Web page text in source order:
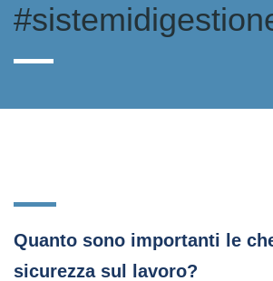
Quanto sono importanti le
sicurezza sul lavoro?